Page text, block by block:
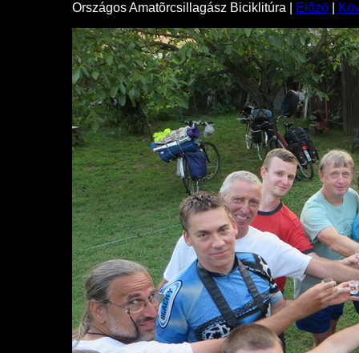
Országos Amatõrcsillagász Biciklitúra | Elõzõ